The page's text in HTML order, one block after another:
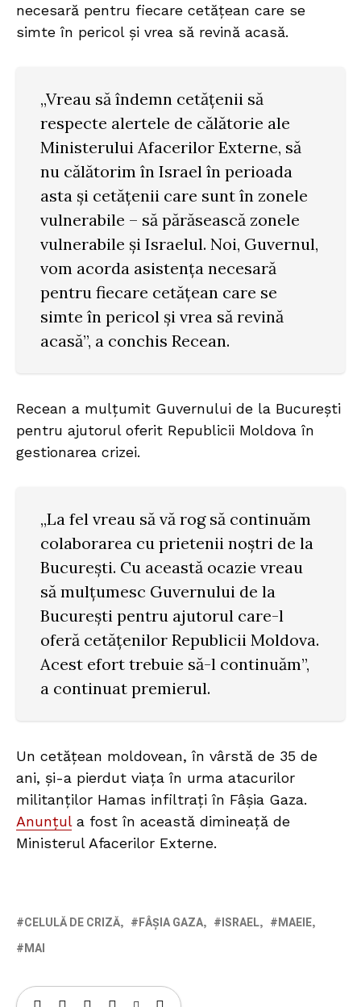
necesară pentru fiecare cetățean care se
simte în pericol și vrea să revină acasă.
„Vreau să îndemn cetățenii să
respecte alertele de călătorie ale
Ministerului Afacerilor Externe, să
nu călătorim în Israel în perioada
asta și cetățenii care sunt în zonele
vulnerabile – să părăsească zonele
vulnerabile și Israelul. Noi, Guvernul,
vom acorda asistența necesară
pentru fiecare cetățean care se
simte în pericol și vrea să revină
acasă”, a conchis Recean.
Recean a mulțumit Guvernului de la București
pentru ajutorul oferit Republicii Moldova în
gestionarea crizei.
„La fel vreau să vă rog să continuăm
colaborarea cu prietenii noștri de la
București. Cu această ocazie vreau
să mulțumesc Guvernului de la
București pentru ajutorul care-l
oferă cetățenilor Republicii Moldova.
Acest efort trebuie să-l continuăm”,
a continuat premierul.
Un cetățean moldovean, în vârstă de 35 de
ani, și-a pierdut viața în urma atacurilor
militanților Hamas infiltrați în Fâșia Gaza.
Anunțula fost în această dimineață de
Ministerul Afacerilor Externe.
CELULĂ DE CRIZĂ FÂȘIA GAZA ISRAEL
MAEIE
MAI